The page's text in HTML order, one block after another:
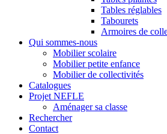
Tables réglables
Tabourets
Armoires de
Qui sommes-nous
Mobilier scolaire
Mobilier petite enfance
Mobilier de collectivités
Catalogues
Projet NEFLE
Aménager sa classe
Rechercher
Contact